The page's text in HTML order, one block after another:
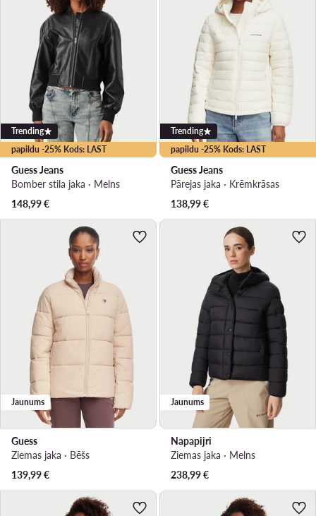
papildu -25% Kods: LAST
Trending
Guess Jeans
Bomber stila jaka · Melns
148,99€
papildu -25% Kods: LAST
Trending
Guess Jeans
Pārejas jaka · Krēmkrāsas
138,99€
Jaunums
Guess
Ziemas jaka · Bēšs
139,99€
Jaunums
Napapijri
Ziemas jaka · Melns
238,99€